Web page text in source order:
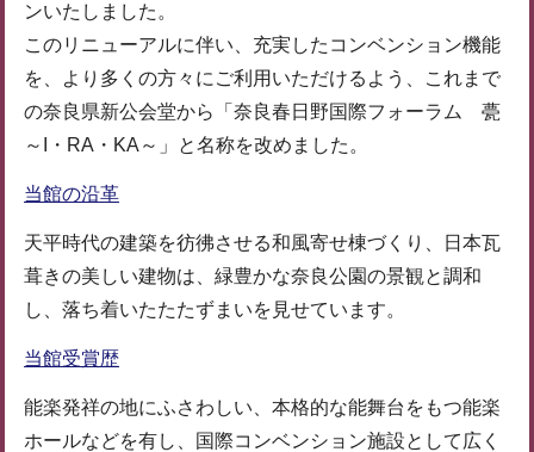
ンいたしました。
このリニューアルに伴い、充実したコンベンション機能
を、より多くの方々にご利用いただけるよう、これまで
の奈良県新公会堂から「奈良春日野国際フォーラム 甍
～I・RA・KA～」と名称を改めました。
当館の沿革
天平時代の建築を彷彿させる和風寄せ棟づくり、日本瓦
葺きの美しい建物は、緑豊かな奈良公園の景観と調和
し、落ち着いたたたずまいを見せています。
当館受賞歴
能楽発祥の地にふさわしい、本格的な能舞台をもつ能楽
ホールなどを有し、国際コンベンション施設として広く